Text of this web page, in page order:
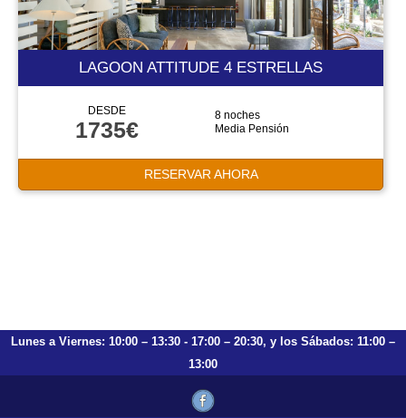
LAGOON ATTITUDE 4 ESTRELLAS
DESDE
1735€
8 noches
Media Pensión
RESERVAR AHORA
Lunes a Viernes: 10:00 – 13:30 - 17:00 – 20:30, y los Sábados: 11:00 –
13:00